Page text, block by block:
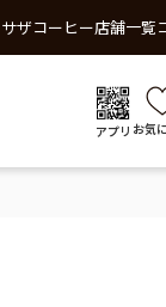
ザコーヒー店舗一覧
アプリ お気